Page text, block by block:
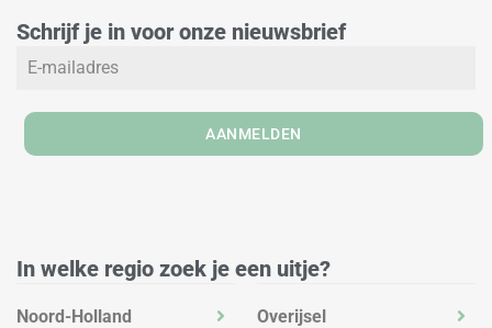
d
i
g
r
m
o
Schrijf je in voor onze nieuwsbrief
AANMELDEN
In welke regio zoek je een uitje?
Noord-Holland Overijsel